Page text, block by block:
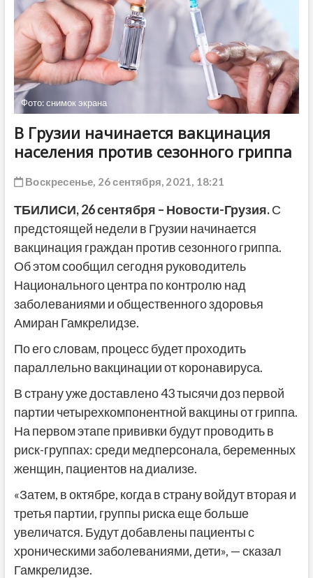
Фото: снимок экрана
В Грузии начинается вакцинация
населения против сезонного гриппа
Воскресенье, 26 сентября, 2021, 18:21
ТБИЛИСИ, 26 сентября – Новости-Грузия.С
предстоящей недели в Грузии начинается
вакцинация граждан против сезонного гриппа.
Об этом сообщил сегодня руководитель
Национального центра по контролю над
заболеваниями и общественного здоровья
Амиран Гамкрелидзе.
По его словам, процесс будет проходить
параллельно вакцинации от коронавируса.
В страну уже доставлено 43 тысячи доз первой
партии четырехкомпонентной вакцины от гриппа.
На первом этапе прививки будут проводить в
риск-группах: среди медперсонала, беременных
женщин, пациентов на диализе.
«Затем, в октябре, когда в страну войдут вторая и
третья партии, группы риска еще больше
увеличатся. Будут добавлены пациенты с
хроническими заболеваниями, дети», — сказал
Гамкрелидзе.